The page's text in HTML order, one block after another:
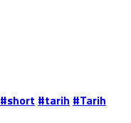
#short #tarih #Tarih